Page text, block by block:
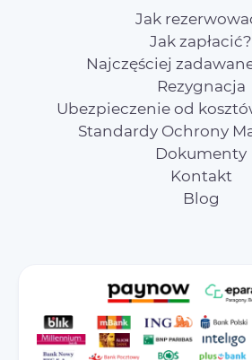
Jak
Jak zapłacić?
Najczęściej
Rezygnacja
Ubezpieczenie od
Standardy Ochrony
Dokumenty
Kontakt
Blog